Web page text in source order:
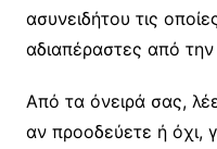
ασυνειδήτου τις
αδιαπέραστες από
Από τα όνειρά σας,
αν προοδεύετε ή όχι,